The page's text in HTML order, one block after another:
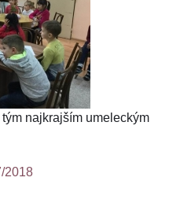
najkrajším umeleckým
2018